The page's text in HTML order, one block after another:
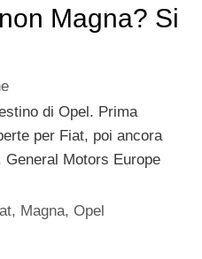
Magna? Si
di Opel. Prima
per Fiat, poi ancora
General Motors Europe
, Magna,Opel